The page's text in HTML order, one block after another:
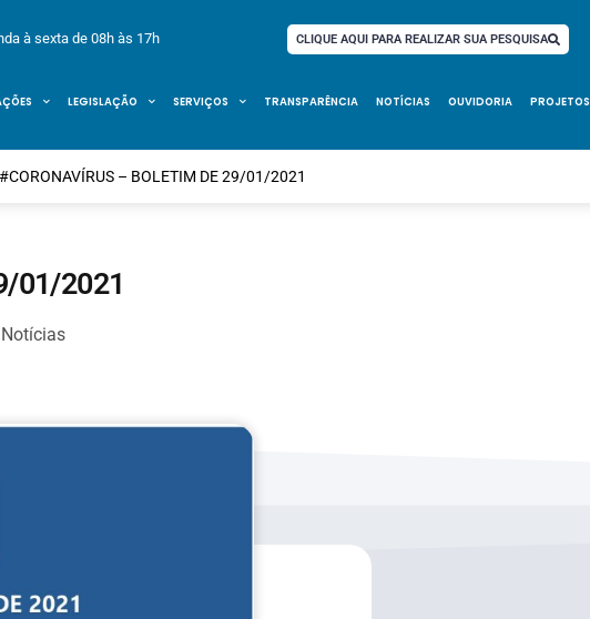
à sexta de 08h às 17h CLIQUE AQUI PARA REALIZAR SUA PESQUISA
LEGISLAÇÃO SERVIÇOS TRANSPARÊNCIA NOTÍCIAS OUVIDORIA PROJETOS
#CORONAVÍRUS – BOLETIM DE 29/01/2021
01/2021
Notícias